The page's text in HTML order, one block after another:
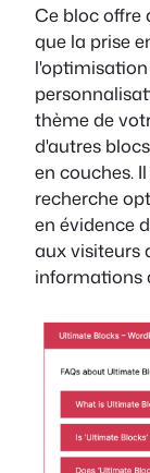
Ce bloc offre
que la prise
thème de
d'autres
en couches.
recherche
en évidence
aux visiteurs
informations